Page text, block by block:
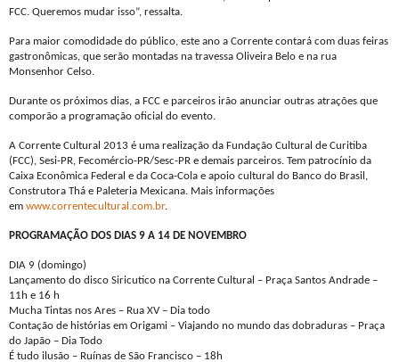
FCC. Queremos mudar isso”, ressalta.
Para maior comodidade do público, este ano a Corrente contará com duas feiras
gastronômicas, que serão montadas na travessa Oliveira Belo e na rua
Monsenhor Celso.
Durante os próximos dias, a FCC e parceiros irão anunciar outras atrações que
comporão a programação oficial do evento.
A Corrente Cultural 2013 é uma realização da Fundação Cultural de Curitiba
(FCC), Sesi-PR, Fecomércio-PR/Sesc-PR e demais parceiros. Tem patrocínio da
Caixa Econômica Federal e da Coca-Cola e apoio cultural do Banco do Brasil,
Construtora Thá e Paleteria Mexicana. Mais informações
em www.correntecultural.com.br.
PROGRAMAÇÃO DOS DIAS 9 A 14 DE NOVEMBRO
DIA 9 (domingo)
Lançamento do disco Siricutico na Corrente Cultural – Praça Santos Andrade –
11h e 16 h
Mucha Tintas nos Ares – Rua XV – Dia todo
Contação de histórias em Origami – Viajando no mundo das dobraduras – Praça
do Japão – Dia Todo
É tudo ilusão – Ruínas de São Francisco – 18h